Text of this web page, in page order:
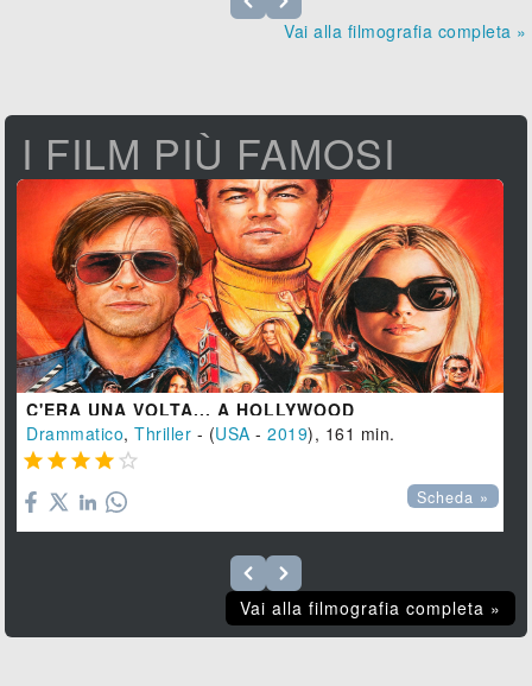
Vai alla filmografia completa »
I FILM PIÙ FAMOSI
C'ERA UNA VOLTA... A HOLLYWOOD
Drammatico,Thriller - (USA -2019), 161 min.
    
Scheda »
Vai alla filmografia completa »